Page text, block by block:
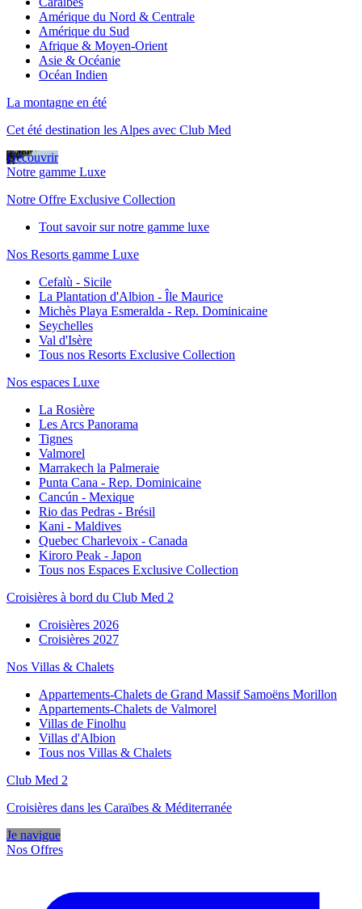
Amérique du Nord & Centrale
Amérique du Sud
Afrique & Moyen-Orient
Asie & Océanie
Océan Indien
La montagne en été
Cet été destination les Alpes avec Club Med
Découvrir
Notre gamme Luxe
Notre Offre Exclusive Collection
Tout savoir sur notre gamme luxe
Nos Resorts gamme Luxe
Cefalù - Sicile
La Plantation d'Albion - Île Maurice
Michès Playa Esmeralda - Rep. Dominicaine
Seychelles
Val d'Isère
Tous nos Resorts Exclusive Collection
Nos espaces Luxe
La Rosière
Les Arcs Panorama
Tignes
Valmorel
Marrakech la Palmeraie
Punta Cana - Rep. Dominicaine
Cancún - Mexique
Rio das Pedras - Brésil
Kani - Maldives
Quebec Charlevoix - Canada
Kiroro Peak - Japon
Tous nos Espaces Exclusive Collection
Croisières à bord du Club Med 2
Croisières 2026
Croisières 2027
Nos Villas & Chalets
Appartements-Chalets de Grand Massif Samoëns Morillon
Appartements-Chalets de Valmorel
Villas de Finolhu
Villas d'Albion
Tous nos Villas & Chalets
Club Med 2
Croisières dans les Caraïbes & Méditerranée
Je navigue
Nos Offres